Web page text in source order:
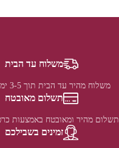
משלוח עד הבית
משלוח מהיר עד הבית תוך 3-5 ימי עסקים
תשלום מאובטח
תשלום מהיר ומאובטח באמצעות
זמינים בשבילכם